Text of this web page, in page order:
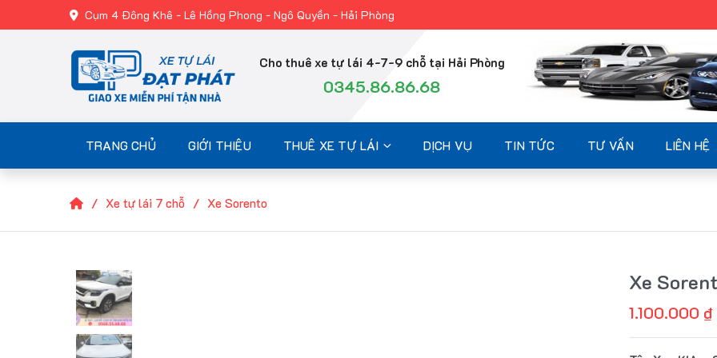
Cụm 4 Đông Khê - Lê Hồng Phong - Ngô Quyền - Hải Phòng
Cho thuê xe tự lái 4-7-9 chỗ tại Hải Phòng
0345.86.86.68
TRANG CHỦ GIỚI THIỆU THUÊ XE TỰ LÁI DỊCH VỤ TIN TỨC TƯ VẤN LIÊN HỆ
Xe tự lái 7 chỗ Xe Sorento
Xe
1.100.000 ₫